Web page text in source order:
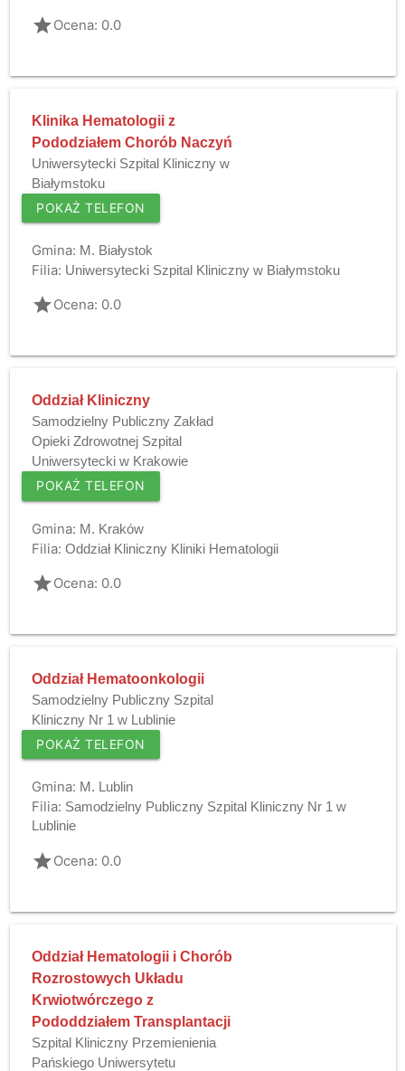
gradeOcena: 0.0
Klinika Hematologii z
Pododziałem Chorób Naczyń
Uniwersytecki Szpital Kliniczny w
Białymstoku
POKAŻ TELEFON
Gmina: M. Białystok
Filia: Uniwersytecki Szpital Kliniczny w Białymstoku
gradeOcena: 0.0
Oddział Kliniczny
Samodzielny Publiczny Zakład
Opieki Zdrowotnej Szpital
Uniwersytecki w Krakowie
POKAŻ TELEFON
Gmina: M. Kraków
Filia: Oddział Kliniczny Kliniki Hematologii
gradeOcena: 0.0
Oddział Hematoonkologii
Samodzielny Publiczny Szpital
Kliniczny Nr 1 w Lublinie
POKAŻ TELEFON
Gmina: M. Lublin
Filia: Samodzielny Publiczny Szpital Kliniczny Nr 1 w
Lublinie
gradeOcena: 0.0
Oddział Hematologii i Chorób
Rozrostowych Układu
Krwiotwórczego z
Pododdziałem Transplantacji
Szpital Kliniczny Przemienienia
Pańskiego Uniwersytetu